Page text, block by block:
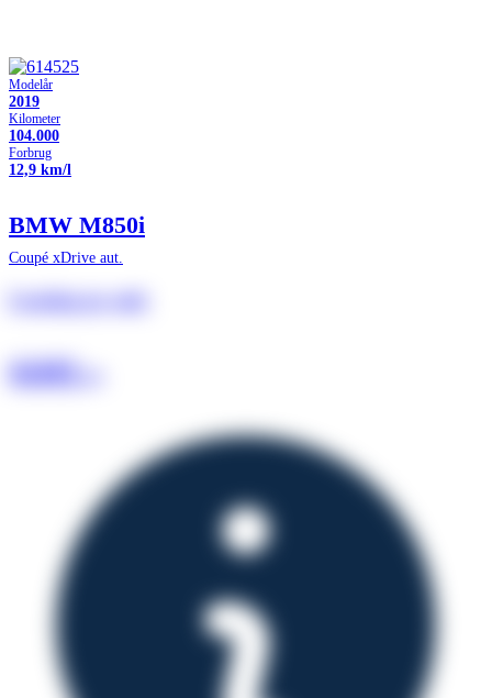
Modelår
2019
Kilometer
104.000
Forbrug
12,9 km/l
BMW M850i
Coupé xDrive aut.
4.641